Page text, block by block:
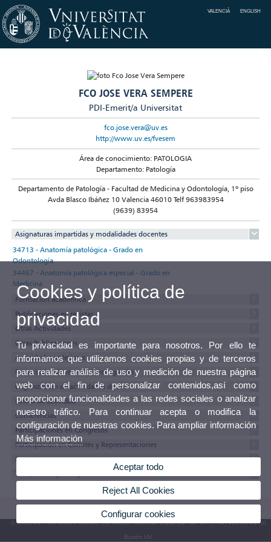
VALENCIÀ ENGLISH
FCO JOSE VERA SEMPERE
PDI-Emerit/a Universitat
fco.jose.vera@uv.es
http://www.uv.es/fvesem
Área de conocimiento: PATOLOGIA
Departamento: Patología
Departamento de Patología - Facultad de Medicina y Odontología, 1º piso
Avda Blasco Ibáñez 10 Valencia 46010 Telf 963983954
(9639) 83954
Asignaturas impartidas y modalidades docentes
34713 - Anatomía patológica - Grado en
Odontología
34467 - Anatomía patológica especial - Grado en
Medicina
Formación académica
Publicaciones en revistas
Otras Actividades
Otras Publicaciones
Actividades anteriores
Estancias en Centros de Investigación
Organización de actividades de I+D
Lineas de actividad
Conferencias
Participaciones en Congresos
Participación en Comités y Representaciones
Proyectos
Tesis, tesinas y trabajos
© 2026 UV. - Av. Blasco Ibáñez, 13. 46010 València. Espanya. Tel. UV: (+34) 963 86 41 00
Buzón UV
Cookies y política de
privacidad
Tu privacidad es importante para nosotros. Por ello te
informamos que utilizamos cookies propias y de terceros
para realizar análisis de uso y medición de nuestra página
web con el fin de personalizar contenidos,así como
proporcionar funcionalidades a las redes sociales o analizar
nuestro tráfico. Para continuar acepta o modifica la
configuración de nuestras cookies. Para ampliar información
Más información
Aceptar todo
Reject All Cookies
Configurar cookies